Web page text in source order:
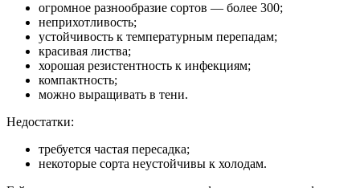
огромное разнообразие сортов — более 300;
неприхотливость;
устойчивость к температурным перепадам;
красивая листва;
хорошая резистентность к инфекциям;
компактность;
можно выращивать в тени.
Недостатки:
требуется частая пересадка;
некоторые сорта неустойчивы к холодам.